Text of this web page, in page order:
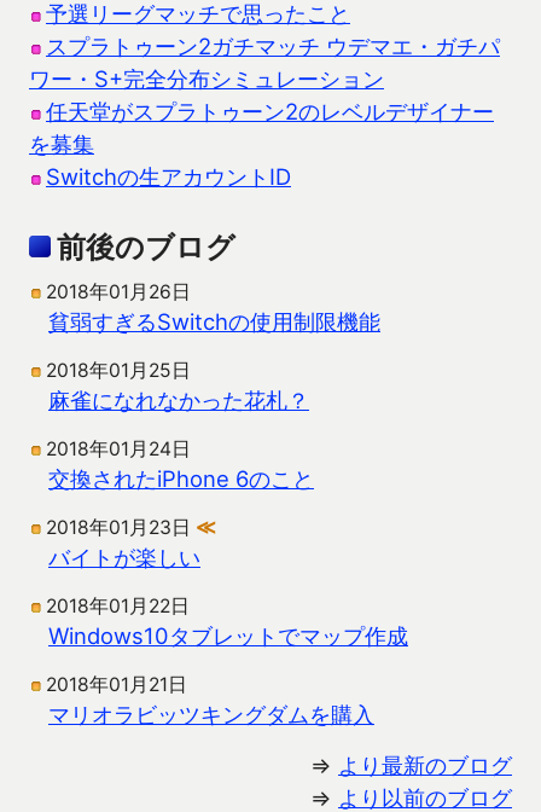
予選リーグマッチで思ったこと
スプラトゥーン2ガチマッチ ウデマエ・ガチパ
ワー・S+完全分布シミュレーション
任天堂がスプラトゥーン2のレベルデザイナー
を募集
Switchの生アカウントID
前後のブログ
2018年01月26日
貧弱すぎるSwitchの使用制限機能
2018年01月25日
麻雀になれなかった花札？
2018年01月24日
交換されたiPhone 6のこと
2018年01月23日 ≪
バイトが楽しい
2018年01月22日
Windows10タブレットでマップ作成
2018年01月21日
マリオラビッツキングダムを購入
⇒ より最新のブログ
⇒ より以前のブログ